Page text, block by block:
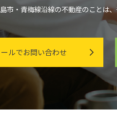
市・青梅線沿線の不動産のことは
ルでお問い合わせ